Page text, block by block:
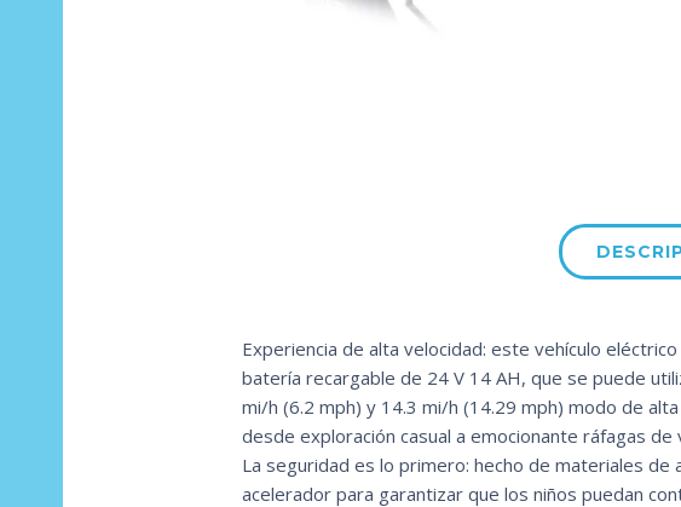
Experiencia de alta velocidad: este vehículo
batería recargable de 24 V 14 AH, que se puede
mi/h (6.2 mph) y 14.3 mi/h (14.29 mph) modo de
desde exploración casual a emocionante ráfagas de
La seguridad es lo primero: hecho de materiales de
acelerador para garantizar que los niños puedan